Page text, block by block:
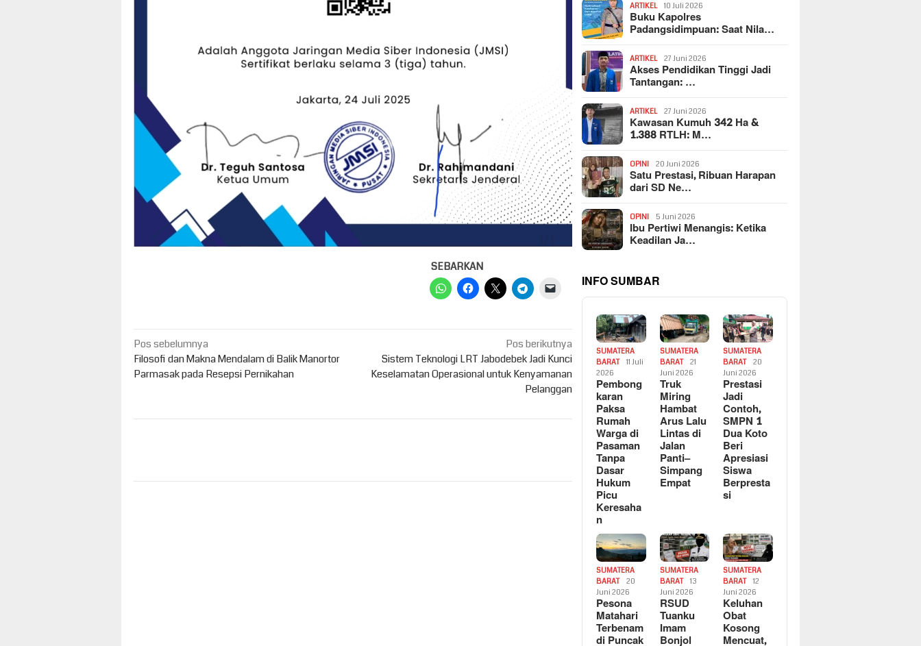
SEBARKAN
Navigasi
pos
Pos sebelumnya
Filosofi dan Makna Mendalam di Balik Manortor
Parmasak pada Resepsi Pernikahan
Pos berikutnya
Sistem Teknologi LRT Jabodebek Jadi Kunci
Keselamatan Operasional untuk Kenyamanan
Pelanggan
ARTIKEL 10 Juli 2026
Buku Kapolres
Padangsidimpuan: Saat Nila…
ARTIKEL 27 Juni 2026
Akses Pendidikan Tinggi Jadi
Tantangan: …
ARTIKEL 27 Juni 2026
Kawasan Kumuh 342 Ha &
1.388 RTLH: M…
OPINI 20 Juni 2026
Satu Prestasi, Ribuan Harapan
dari SD Ne…
OPINI 5 Juni 2026
Ibu Pertiwi Menangis: Ketika
Keadilan Ja…
INFO SUMBAR
SUMATERA
BARAT
11 Juli
2026
Pembong
karan
Paksa
Rumah
Warga di
Pasaman
Tanpa
Dasar
Hukum
Picu
Keresaha
n
SUMATERA
BARAT
21
Juni 2026
Truk
Miring
Hambat
Arus Lalu
Lintas di
Jalan
Panti–
Simpang
Empat
SUMATERA
BARAT
20
Juni 2026
Prestasi
Jadi
Contoh,
SMPN 1
Dua Koto
Beri
Apresiasi
Siswa
Berpresta
si
SUMATERA
BARAT
20
Juni 2026
Pesona
Matahari
Terbenam
di Puncak
SUMATERA
BARAT
13
Juni 2026
RSUD
Tuanku
Imam
Bonjol
SUMATERA
BARAT
12
Juni 2026
Keluhan
Obat
Kosong
Mencuat,